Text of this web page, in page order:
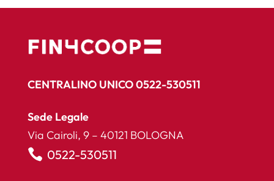
CENTRALINO UNICO 0522-530511
Sede Legale
Via Cairoli, 9 – 40121 BOLOGNA
 0522-530511